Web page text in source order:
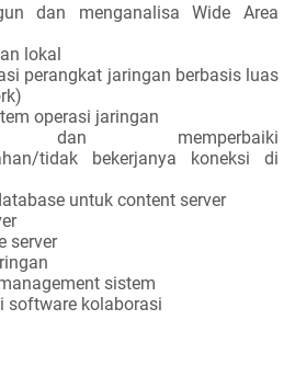
dan menganalisa Wide Area
lokal
perangkat jaringan berbasis luas
operasi jaringan
dan memperbaiki
tidak bekerjanya koneksi di
untuk content server
server
sistem
software kolaborasi